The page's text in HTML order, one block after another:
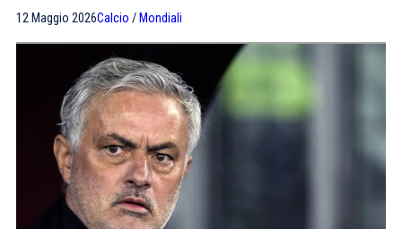
Carlos Augusto. C'è ancora spazio per Neymar.
12 Maggio 2026Calcio / Mondiali